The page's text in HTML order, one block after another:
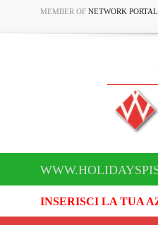
MEMBER OF NETWORK
INSERISCI LA TUA